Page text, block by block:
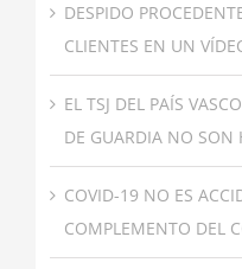
DESPIDO
CLIENTES EN UN
EL TSJ DEL PAÍS
DE GUARDIA NO SON
COVID-19 NO ES
COMPLEMENTO DEL